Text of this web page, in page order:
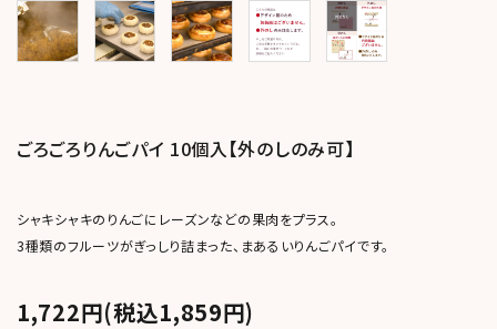
お問い合わせ
ごろごろりんごパイ 10個入【外のしのみ可】
シャキシャキのりんごにレーズンなどの果肉をプラス。
3種類のフルーツがぎっしり詰まった、まあるいりんごパイです。
1,722円(税込1,859円)